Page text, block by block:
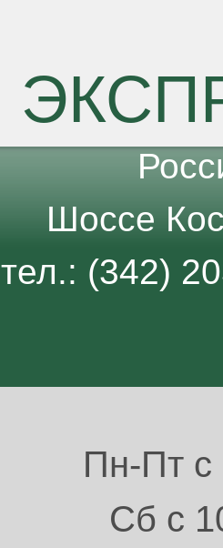
Шоссе
тел.: (342)
Пн-Пт с
Сб с